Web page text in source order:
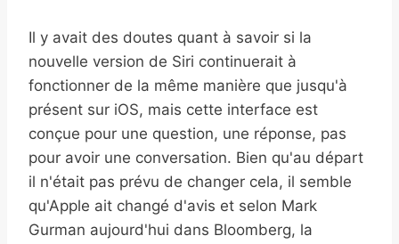
Il y avait des doutes quant à savoir si la
nouvelle version de Siri continuerait à
fonctionner de la même manière que jusqu'à
présent sur iOS, mais cette interface est
conçue pour une question, une réponse, pas
pour avoir une conversation. Bien qu'au départ
il n'était pas prévu de changer cela, il semble
qu'Apple ait changé d'avis et selon Mark
Gurman aujourd'hui dans Bloomberg, la